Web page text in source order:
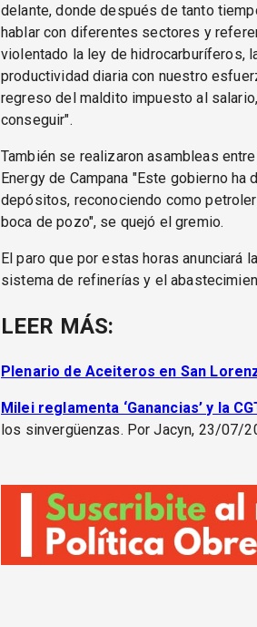
delante, donde después de tanto
hablar con diferentes sectores y
violentado la ley de hidrocarburíferos,
productividad diaria con nuestro
regreso del maldito impuesto al
conseguir".
También se realizaron asambleas
Energy de Campana "Este gobierno
depósitos, reconociendo como
boca de pozo", se quejó el gremio.
El paro que por estas horas anunciará
sistema de refinerías y el
LEER MÁS:
Plenario de Aceiteros en San
Milei reglamenta ‘Ganancias’ y la
los sinvergüenzas. Por Jacyn, 23/07/